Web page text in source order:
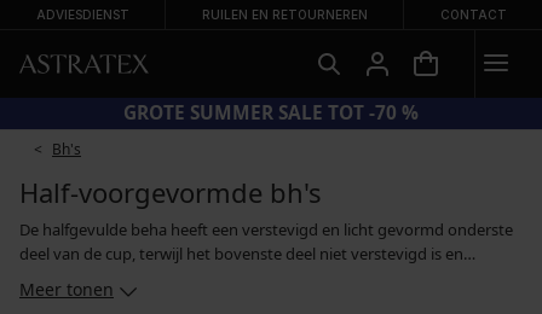
ADVIESDIENST RUILEN EN RETOURNEREN CONTACT
CODE SUN20 = EXTRA −20% OP AFGEPRIJSDE BADMODE
Bh's
Half-voorgevormde bh's
De halfgevulde beha heeft een verstevigd en licht gevormd onderste
deel van de cup, terwijl het bovenste deel niet verstevigd is en
decoratief materiaal. Het halfgevulde model is daarom ook geschikt
Meer tonen